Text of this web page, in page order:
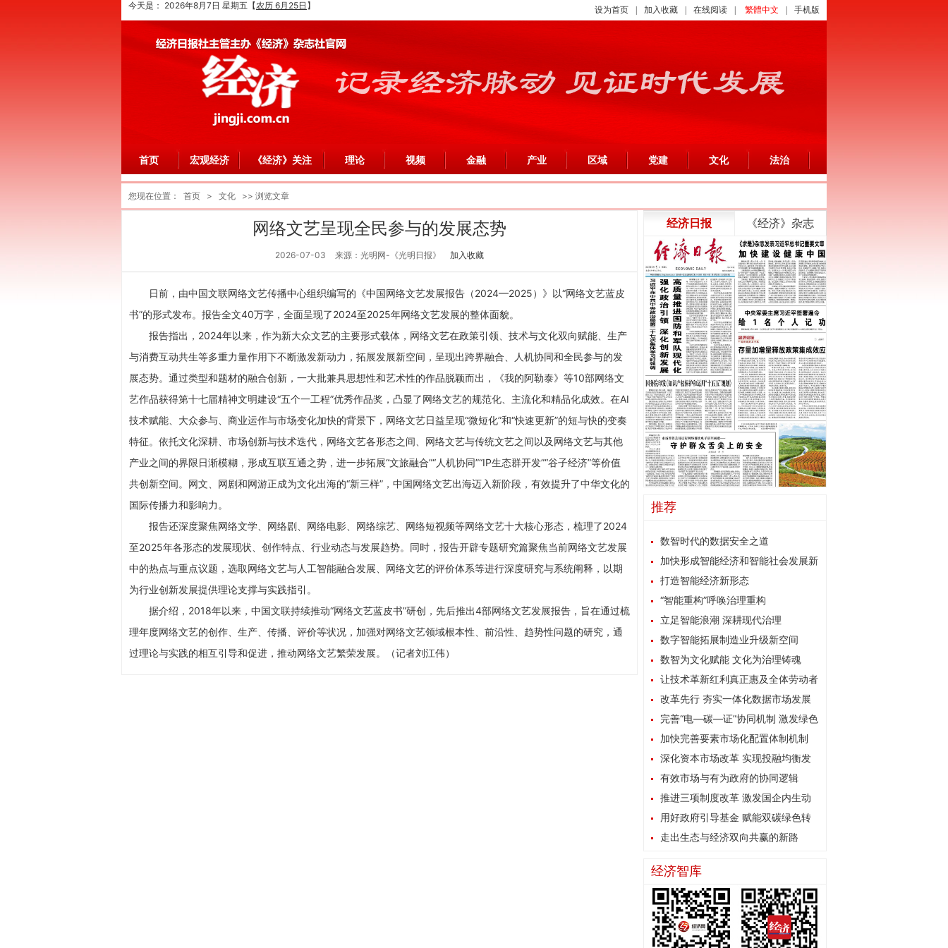
今天是： 2026年8月7日 星期五 【农历 6月25日 】 设为首页 加入收藏 在线阅读 繁體中文 手机版
首页 宏观经济 《经济》关注 理论 视频 金融 产业 区域 党建 文化 法治
您现在位置： 首页 > 文化 >> 浏览文章
网络文艺呈现全民参与的发展态势
2026-07-03 来源：光明网-《光明日报》 加入收藏
日前，由中国文联网络文艺传播中心组织编写的《中国网络文艺发展报告（2024—2025）》以“网络文艺蓝皮
书”的形式发布。报告全文40万字，全面呈现了2024至2025年网络文艺发展的整体面貌。
报告指出，2024年以来，作为新大众文艺的主要形式载体，网络文艺在政策引领、技术与文化双向赋能、生产
与消费互动共生等多重力量作用下不断激发新动力，拓展发展新空间，呈现出跨界融合、人机协同和全民参与的发
展态势。通过类型和题材的融合创新，一大批兼具思想性和艺术性的作品脱颖而出，《我的阿勒泰》等10部网络文
艺作品获得第十七届精神文明建设“五个一工程”优秀作品奖，凸显了网络文艺的规范化、主流化和精品化成效。在AI
技术赋能、大众参与、商业运作与市场变化加快的背景下，网络文艺日益呈现“微短化”和“快速更新”的短与快的变奏
特征。依托文化深耕、市场创新与技术迭代，网络文艺各形态之间、网络文艺与传统文艺之间以及网络文艺与其他
产业之间的界限日渐模糊，形成互联互通之势，进一步拓展“文旅融合”“人机协同”“IP生态群开发”“谷子经济”等价值
共创新空间。网文、网剧和网游正成为文化出海的“新三样”，中国网络文艺出海迈入新阶段，有效提升了中华文化的
国际传播力和影响力。
报告还深度聚焦网络文学、网络剧、网络电影、网络综艺、网络短视频等网络文艺十大核心形态，梳理了2024
至2025年各形态的发展现状、创作特点、行业动态与发展趋势。同时，报告开辟专题研究篇聚焦当前网络文艺发展
中的热点与重点议题，选取网络文艺与人工智能融合发展、网络文艺的评价体系等进行深度研究与系统阐释，以期
为行业创新发展提供理论支撑与实践指引。
据介绍，2018年以来，中国文联持续推动“网络文艺蓝皮书”研创，先后推出4部网络文艺发展报告，旨在通过梳
理年度网络文艺的创作、生产、传播、评价等状况，加强对网络文艺领域根本性、前沿性、趋势性问题的研究，通
过理论与实践的相互引导和促进，推动网络文艺繁荣发展。（记者刘江伟）
经济日报 《经济》杂志
推荐
数智时代的数据安全之道
加快形成智能经济和智能社会发展新
格局打造智能经济新形态
“智能重构”呼唤治理重构
立足智能浪潮 深耕现代治理
数字智能拓展制造业升级新空间
数智为文化赋能 文化为治理铸魂
让技术革新红利真正惠及全体劳动者
改革先行 夯实一体化数据市场发展
根基完善“电—碳—证”协同机制 激发绿色
能源消费内生动力
加快完善要素市场化配置体制机制
深化资本市场改革 实现投融均衡发
展有效市场与有为政府的协同逻辑
推进三项制度改革 激发国企内生动
力 用好政府引导基金 赋能双碳绿色转
型 走出生态与经济双向共赢的新路
经济智库